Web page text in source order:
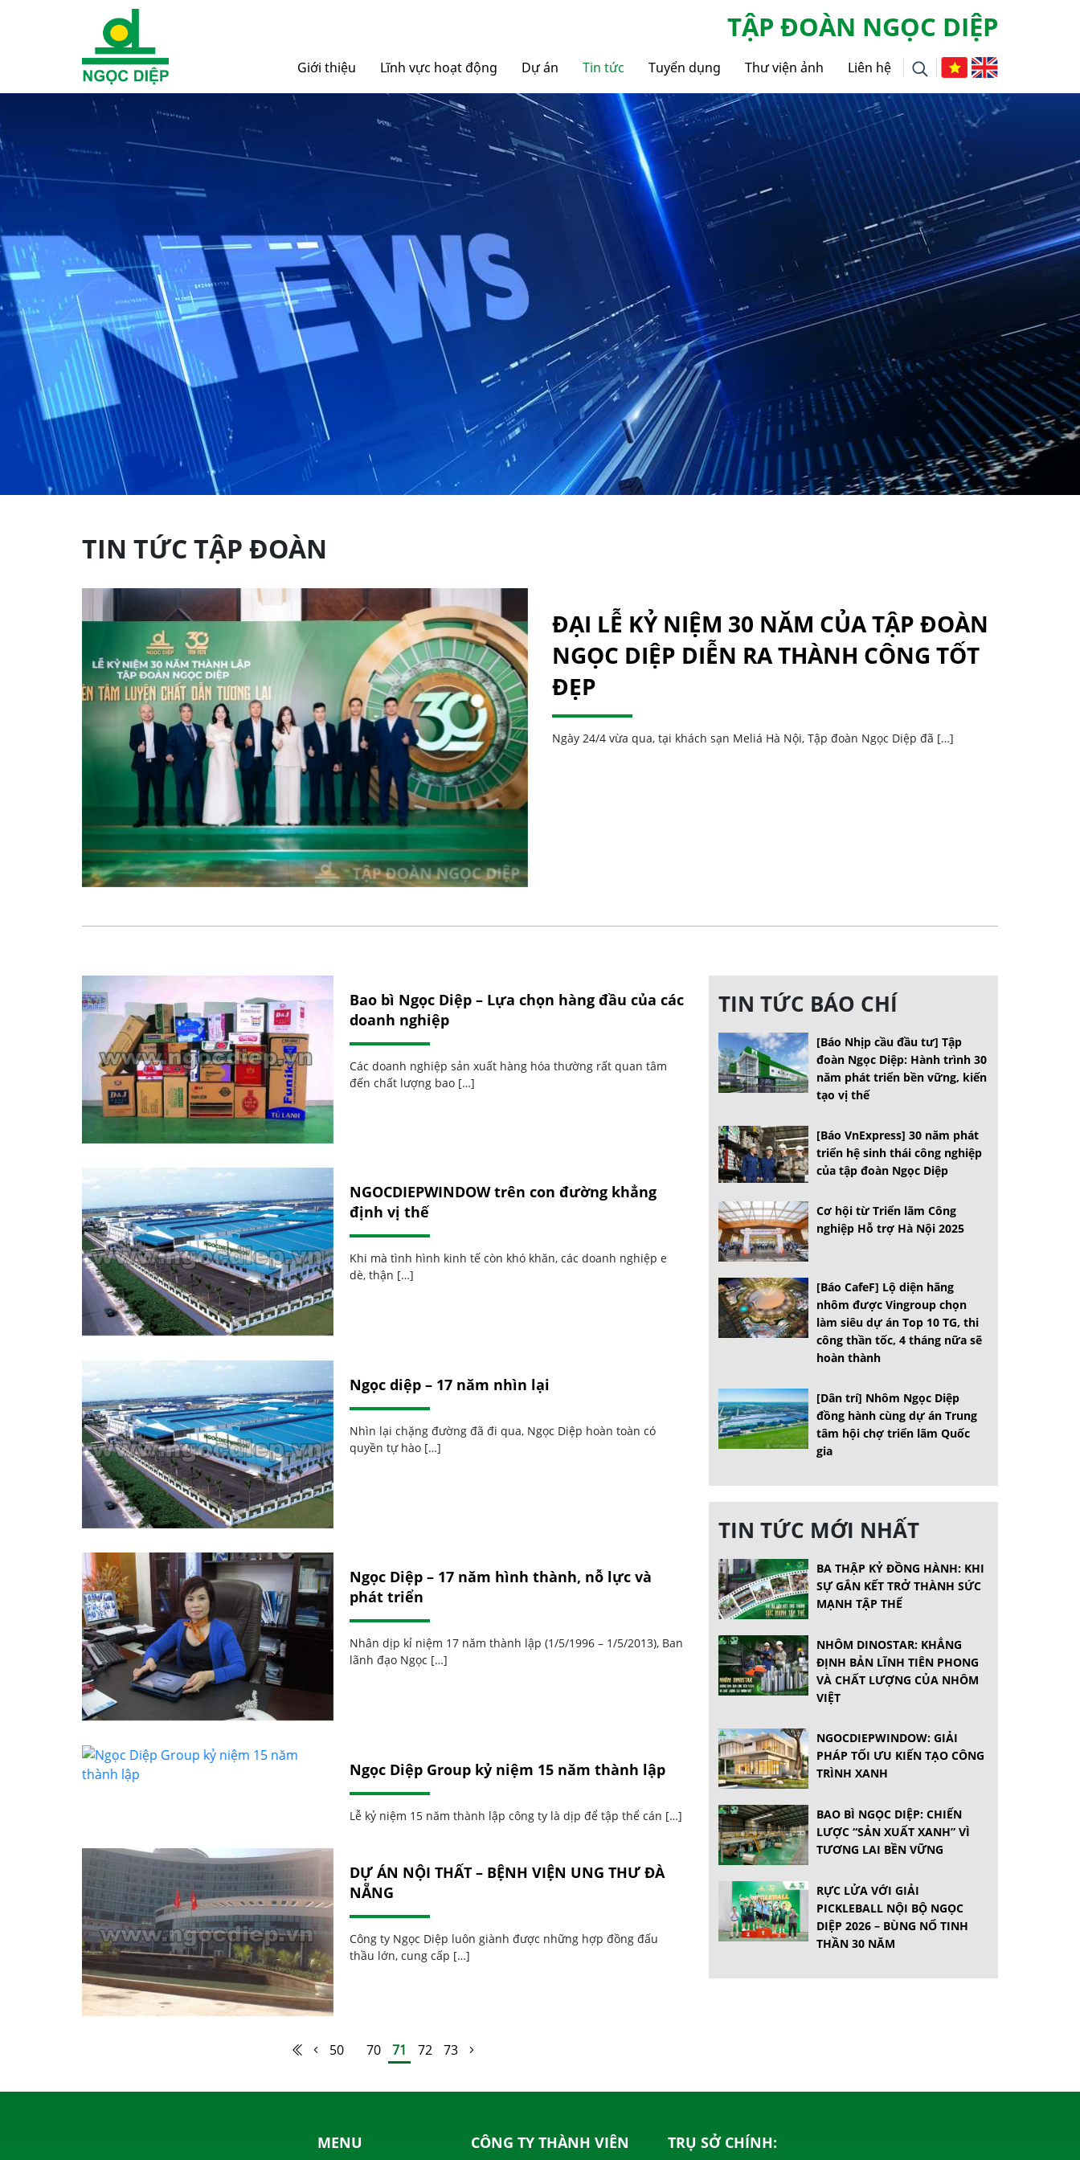
TẬP ĐOÀN NGỌC DIỆP
Giới thiệu Lĩnh vực hoạt động
Nội thất Ngọc Diệp
Bao bì Ngọc Diệp
NGOCDIEPWINDOW
Dự án Tin tức
Tin tức Tập đoàn
Báo chí nói về chúng tôi
Tuyển dụng Thư viện ảnh Liên hệ
TIN TỨC TẬP ĐOÀN
ĐẠI LỄ KỶ NIỆM 30 NĂM CỦA TẬP ĐOÀN
NGỌC DIỆP DIỄN RA THÀNH CÔNG TỐT
ĐẸP
Ngày 24/4 vừa qua, tại khách sạn Meliá Hà Nội, Tập đoàn Ngọc Diệp đã […]
Bao bì Ngọc Diệp – Lựa chọn hàng đầu của các
doanh nghiệp
Các doanh nghiệp sản xuất hàng hóa thường rất quan tâm
đến chất lượng bao […]
NGOCDIEPWINDOW trên con đường khẳng
định vị thế
Khi mà tình hình kinh tế còn khó khăn, các doanh nghiệp e
dè, thận […]
Ngọc diệp – 17 năm nhìn lại
Nhìn lại chặng đường đã đi qua, Ngọc Diệp hoàn toàn có
quyền tự hào […]
Ngọc Diệp – 17 năm hình thành, nỗ lực và
phát triển
Nhân dịp kỉ niệm 17 năm thành lập (1/5/1996 – 1/5/2013), Ban
lãnh đạo Ngọc […]
Ngọc Diệp Group kỷ niệm 15 năm thành lập
Lễ kỷ niệm 15 năm thành lập công ty là dịp để tập thể cán […]
DỰ ÁN NỘI THẤT – BỆNH VIỆN UNG THƯ ĐÀ
NẴNG
Công ty Ngọc Diệp luôn giành được những hợp đồng đấu
thầu lớn, cung cấp […]
50 70 71 72 73
TIN TỨC BÁO CHÍ
[Báo Nhịp cầu đầu tư] Tập
đoàn Ngọc Diệp: Hành trình 30
năm phát triển bền vững, kiến
tạo vị thế
[Báo VnExpress] 30 năm phát
triển hệ sinh thái công nghiệp
của tập đoàn Ngọc Diệp
Cơ hội từ Triển lãm Công
nghiệp Hỗ trợ Hà Nội 2025
[Báo CafeF] Lộ diện hãng
nhôm được Vingroup chọn
làm siêu dự án Top 10 TG, thi
công thần tốc, 4 tháng nữa sẽ
hoàn thành
[Dân trí] Nhôm Ngọc Diệp
đồng hành cùng dự án Trung
tâm hội chợ triển lãm Quốc
gia
TIN TỨC MỚI NHẤT
BA THẬP KỶ ĐỒNG HÀNH: KHI
SỰ GẮN KẾT TRỞ THÀNH SỨC
MẠNH TẬP THỂ
NHÔM DINOSTAR: KHẲNG
ĐỊNH BẢN LĨNH TIÊN PHONG
VÀ CHẤT LƯỢNG CỦA NHÔM
VIỆT
NGOCDIEPWINDOW: GIẢI
PHÁP TỐI ƯU KIẾN TẠO CÔNG
TRÌNH XANH
BAO BÌ NGỌC DIỆP: CHIẾN
LƯỢC “SẢN XUẤT XANH” VÌ
TƯƠNG LAI BỀN VỮNG
RỰC LỬA VỚI GIẢI
PICKLEBALL NỘI BỘ NGỌC
DIỆP 2026 – BÙNG NỔ TINH
THẦN 30 NĂM
MENU CÔNG TY THÀNH VIÊN TRỤ SỞ CHÍNH: